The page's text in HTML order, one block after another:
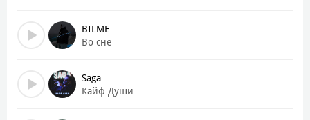
С криками «это Спарта»
Она листает чаты
Выбирая новый градус страха
Бесит внутри гроза — собираю мысли в стаю
BILME
Во сне
Saga
Кайф Души